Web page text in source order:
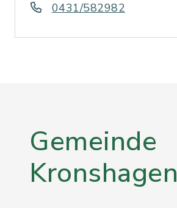
0431/582982
Gemeinde
Kronshagen